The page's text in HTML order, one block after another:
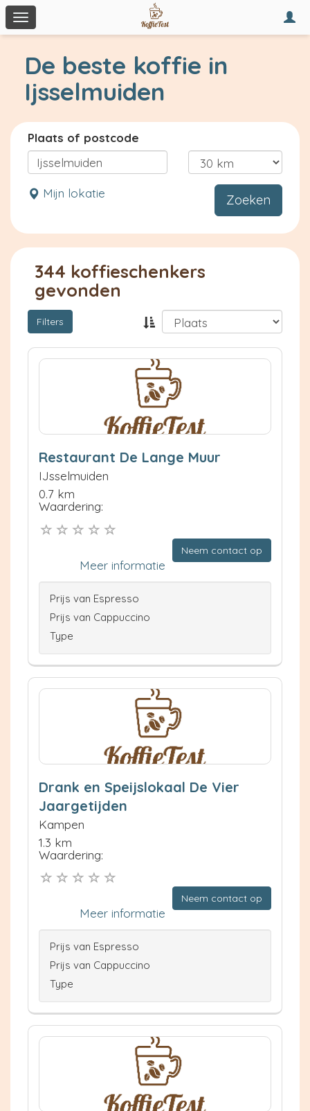
Toggle
navigation
De beste koffie in
Ijsselmuiden
Plaats of postcode
Mijn lokatie Zoeken
344 koffieschenkers
gevonden
Filters
Restaurant De Lange Muur
IJsselmuiden
0.7 km
Waardering:
Neem contact op
Meer informatie
Prijs van Espresso
Prijs van Cappuccino
Type
Drank en Speijslokaal De Vier
Jaargetijden
Kampen
1.3 km
Waardering:
Neem contact op
Meer informatie
Prijs van Espresso
Prijs van Cappuccino
Type